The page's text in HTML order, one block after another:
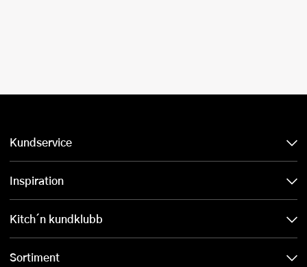
Kundservice
Inspiration
Kitch´n kundklubb
Sortiment